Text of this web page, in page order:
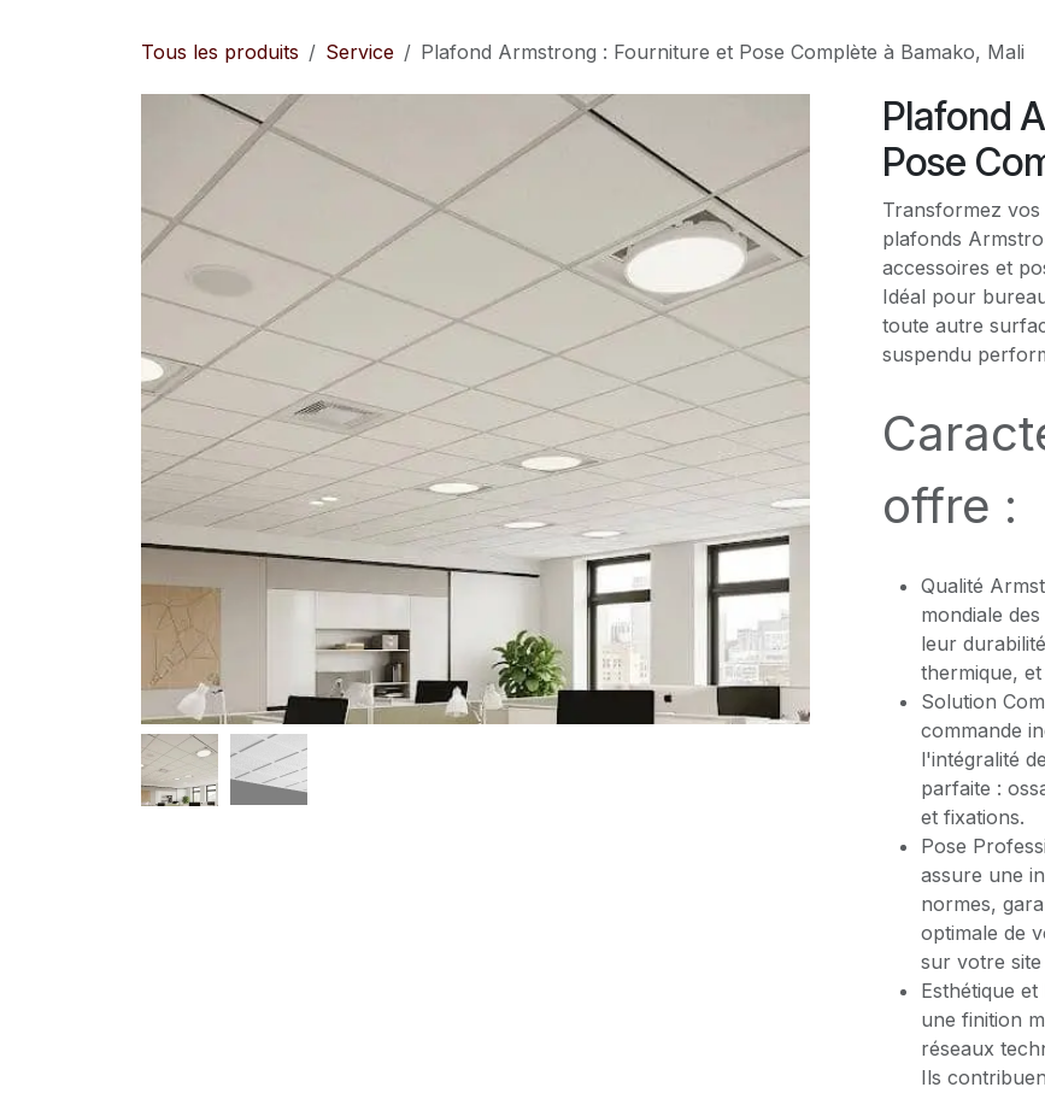
Tous les produits
Service Plafond Armstrong : Fourniture et Pose Complète à Bamako, Mali
Plafond
Pose
Transformez vos
plafonds
accessoires et
Idéal pour
toute autre
suspendu
offre :
Qualité
mondiale
leur
thermique,
Solution
commande
l'intégralité
parfaite :
et fixations.
Pose
assure une
normes,
optimale de
sur votre
Esthétique
une finition
réseaux
Ils